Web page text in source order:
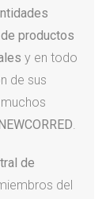
productos
y en todo
de sus
NEWCORRED.
de
del